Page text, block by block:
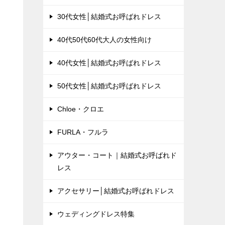
30代女性│結婚式お呼ばれドレス
40代50代60代大人の女性向け
40代女性│結婚式お呼ばれドレス
50代女性│結婚式お呼ばれドレス
Chloe・クロエ
FURLA・フルラ
アウター・コート｜結婚式お呼ばれド
レス
アクセサリー│結婚式お呼ばれドレス
ウェディングドレス特集